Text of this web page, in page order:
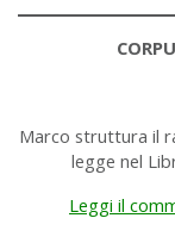
Marco struttura il
legge nel
Leggi il